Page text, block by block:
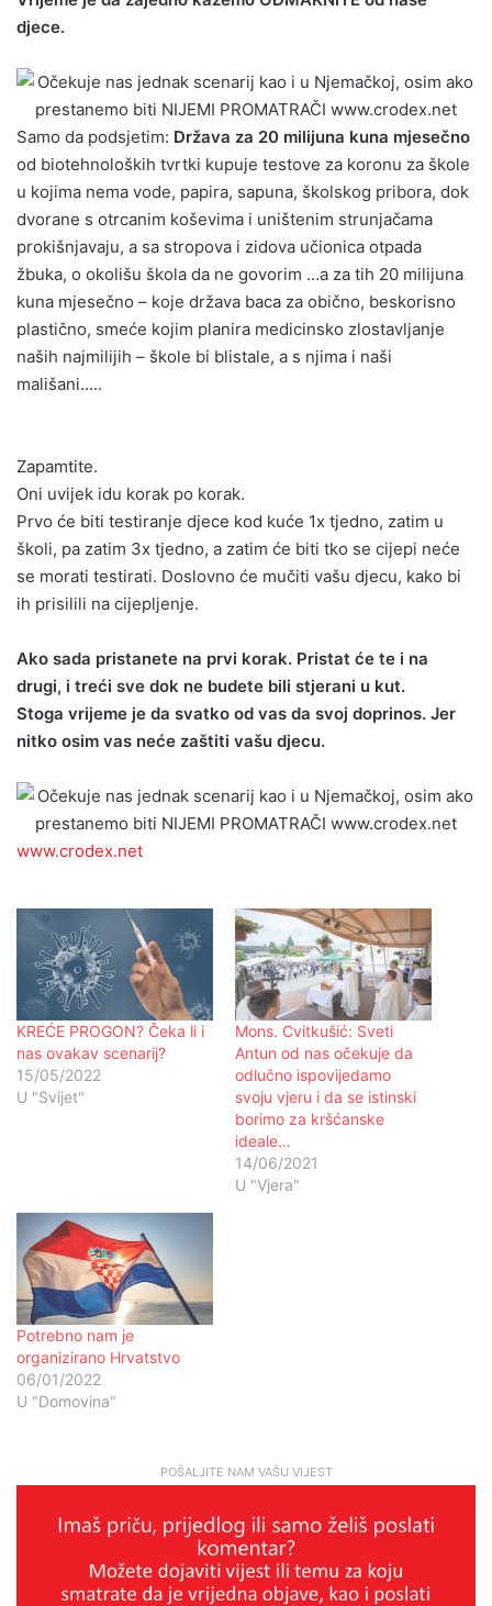
djece.
Samo da podsjetim: Država za 20 milijuna kuna mjesečno
od biotehnoloških tvrtki kupuje testove za koronu za škole
u kojima nema vode, papira, sapuna, školskog pribora, dok
dvorane s otrcanim koševima i uništenim strunjačama
prokišnjavaju, a sa stropova i zidova učionica otpada
žbuka, o okolišu škola da ne govorim …a za tih 20 milijuna
kuna mjesečno – koje država baca za obično, beskorisno
plastično, smeće kojim planira medicinsko zlostavljanje
naših najmilijih – škole bi blistale, a s njima i naši
mališani…..
Zapamtite.
Oni uvijek idu korak po korak.
Prvo će biti testiranje djece kod kuće 1x tjedno, zatim u
školi, pa zatim 3x tjedno, a zatim će biti tko se cijepi neće
se morati testirati. Doslovno će mučiti vašu djecu, kako bi
ih prisilili na cijepljenje.
Ako sada pristanete na prvi korak. Pristat će te i na
drugi, i treći sve dok ne budete bili stjerani u kut.
Stoga vrijeme je da svatko od vas da svoj doprinos. Jer
nitko osim vas neće zaštiti vašu djecu.
www.crodex.net
KREĆE PROGON? Čeka li i
nas ovakav scenarij?
15/05/2022
U "Svijet"
Mons. Cvitkušić: Sveti
Antun od nas očekuje da
odlučno ispovijedamo
svoju vjeru i da se istinski
borimo za kršćanske
ideale…
14/06/2021
U "Vjera"
Potrebno nam je
organizirano Hrvatstvo
06/01/2022
U "Domovina"
POŠALJITE NAM VAŠU VIJEST